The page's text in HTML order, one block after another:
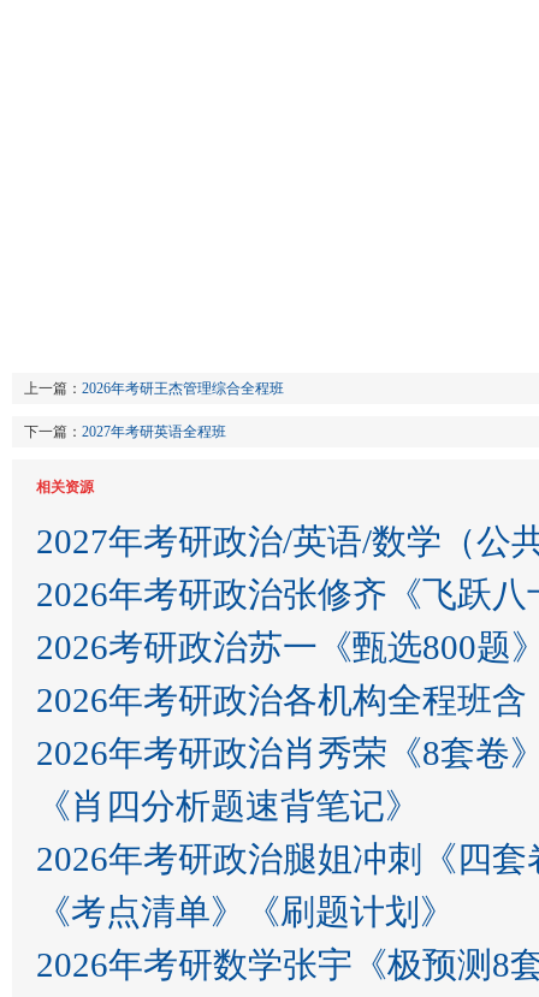
上一篇： 2026年考研王杰管理综合全程班
下一篇： 2027年考研英语全程班
相关资源
2027年考研政治/英语/数学（公
2026年考研政治张修齐《飞跃
2026考研政治苏一《甄选800题
2026年考研政治各机构全程班
2026年考研政治肖秀荣《8套卷
《肖四分析题速背笔记》
2026年考研政治腿姐冲刺《四
《考点清单》《刷题计划》
2026年考研数学张宇《极预测8